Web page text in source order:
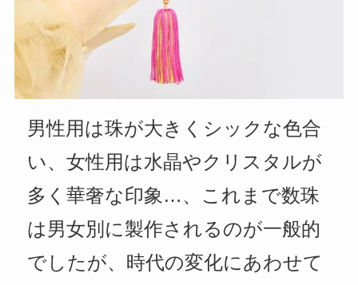
男性用は珠が大きくシックな色合
い、女性用は水晶やクリスタルが
多く華奢な印象…、これまで数珠
は男女別に製作されるのが一般的
でしたが、時代の変化にあわせて